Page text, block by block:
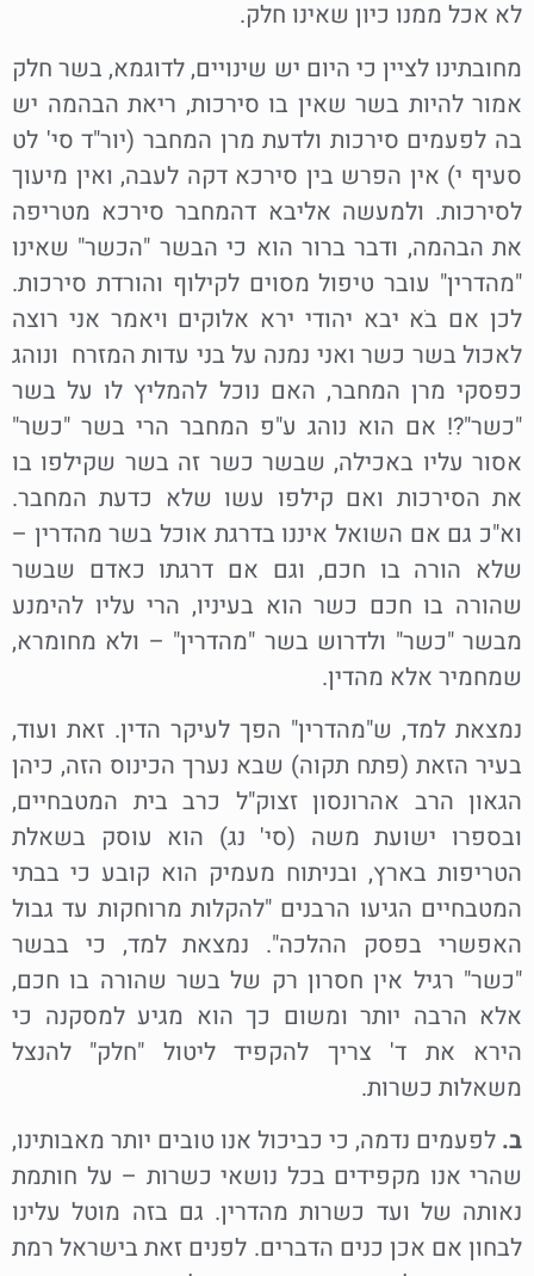
לא אכל ממנו כיון שאינו חלק.
מחובתינו לציין כי היום יש שינויים, לדוגמא, בשר חלק
אמור להיות בשר שאין בו סירכות, ריאת הבהמה יש
בה לפעמים סירכות ולדעת מרן המחבר (יור"ד סי' לט
סעיף י) אין הפרש בין סירכא דקה לעבה, ואין מיעוך
לסירכות. ולמעשה אליבא דהמחבר סירכא מטריפה
את הבהמה, ודבר ברור הוא כי הבשר "הכשר" שאינו
"מהדרין" עובר טיפול מסוים לקילוף והורדת סירכות.
לכן אם בֹא יבא יהודי ירא אלוקים ויאמר אני רוצה
לאכול בשר כשר ואני נמנה על בני עדות המזרח ונוהג
כפסקי מרן המחבר, האם נוכל להמליץ לו על בשר
"כשר"?! אם הוא נוהג ע"פ המחבר הרי בשר "כשר"
אסור עליו באכילה, שבשר כשר זה בשר שקילפו בו
את הסירכות ואם קילפו עשו שלא כדעת המחבר.
וא"כ גם אם השואל איננו בדרגת אוכל בשר מהדרין –
שלא הורה בו חכם, וגם אם דרגתו כאדם שבשר
שהורה בו חכם כשר הוא בעיניו, הרי עליו להימנע
מבשר "כשר" ולדרוש בשר "מהדרין" – ולא מחומרא,
שמחמיר אלא מהדין.
נמצאת למד, ש"מהדרין" הפך לעיקר הדין. זאת ועוד,
בעיר הזאת (פתח תקוה) שבא נערך הכינוס הזה, כיהן
הגאון הרב אהרונסון זצוק"ל כרב בית המטבחיים,
ובספרו ישועת משה (סי' נג) הוא עוסק בשאלת
הטריפות בארץ, ובניתוח מעמיק הוא קובע כי בבתי
המטבחיים הגיעו הרבנים "להקלות מרוחקות עד גבול
האפשרי בפסק ההלכה". נמצאת למד, כי בבשר
"כשר" רגיל אין חסרון רק של בשר שהורה בו חכם,
אלא הרבה יותר ומשום כך הוא מגיע למסקנה כי
הירא את ד' צריך להקפיד ליטול "חלק" להנצל
משאלות כשרות.
ב. לפעמים נדמה, כי כביכול אנו טובים יותר מאבותינו,
שהרי אנו מקפידים בכל נושאי כשרות – על חותמת
נאותה של ועד כשרות מהדרין. גם בזה מוטל עלינו
לבחון אם אכן כנים הדברים. לפנים זאת בישראל רמת